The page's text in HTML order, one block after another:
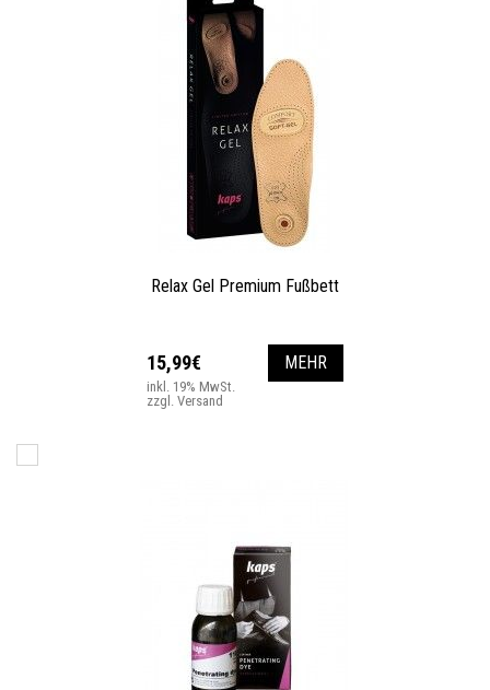
Relax Gel Premium Fußbett
15,99€
inkl. 19% MwSt.
zzgl. Versand
MEHR